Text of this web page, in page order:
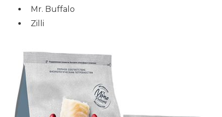
Mr. Buffalo
Zilli